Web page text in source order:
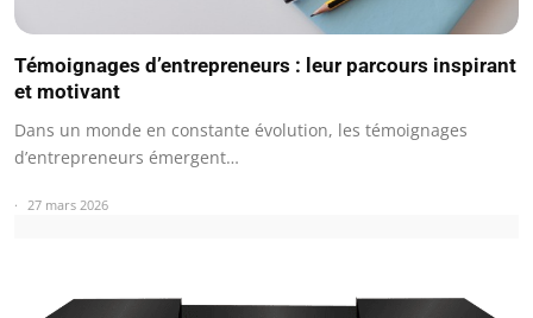
Témoignages d’entrepreneurs : leur parcours inspirant
et motivant
Dans un monde en constante évolution, les témoignages
d’entrepreneurs émergent…
27 mars 2026